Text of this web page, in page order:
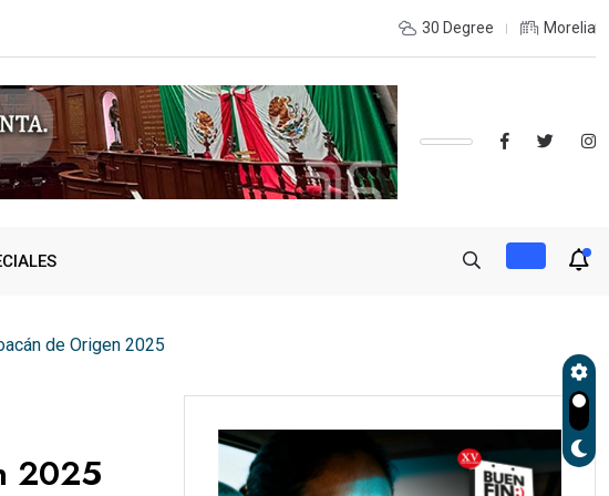
A SUMAR EN LA RECONSTRUCCIÓN DEL TEJIDO SOCIAL, INVITA RECTORA
30 Degree Morelia
de Origen 2025
2025